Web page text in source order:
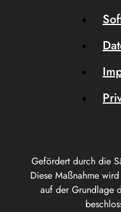
Gefördert durch die
Diese Maßnahme
auf der Grundlage